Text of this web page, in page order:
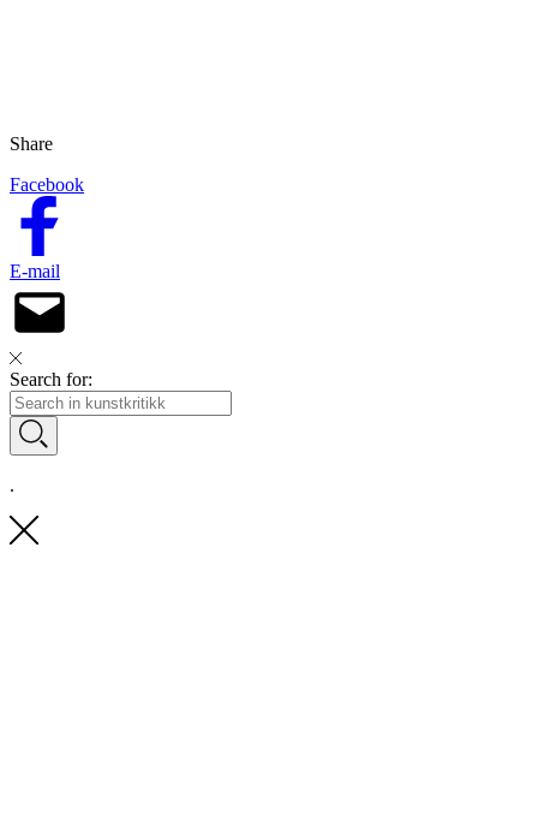
Share
Facebook
E-mail
Search for:
.